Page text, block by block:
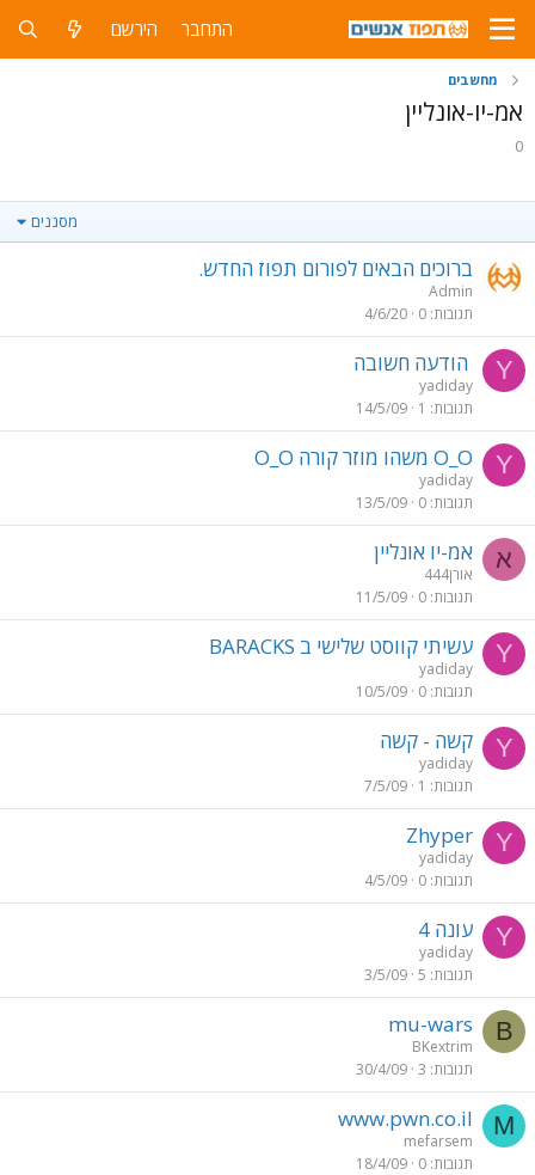
התחבר הירשם
מחשבים
אמ-יו-אונליין
0
מסננים
ברוכים הבאים לפורום תפוז החדש.
Admin
תגובות 0
4/6/20
Y הודעה חשובה
yadiday
תגובות 1
14/5/09
Y O_O משהו מוזר קורה O_O
yadiday
תגובות 0
13/5/09
א אמ-יו אונליין
אורן444
תגובות 0
11/5/09
Y עשיתי קווסט שלישי ב BARACKS
yadiday
תגובות 0
10/5/09
Y קשה - קשה
yadiday
תגובות 1
7/5/09
Y
Zhyper
yadiday
תגובות 0
4/5/09
Y עונה 4
yadiday
תגובות 5
3/5/09
B
mu-wars
BKextrim
תגובות 3
30/4/09
M
www.pwn.co.il
mefarsem
תגובות 0
18/4/09